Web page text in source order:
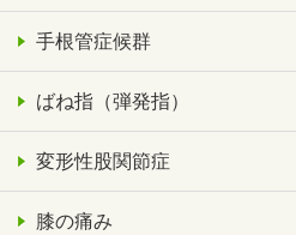
手根管症候群
ばね指（弾発指）
変形性股関節症
膝の痛み